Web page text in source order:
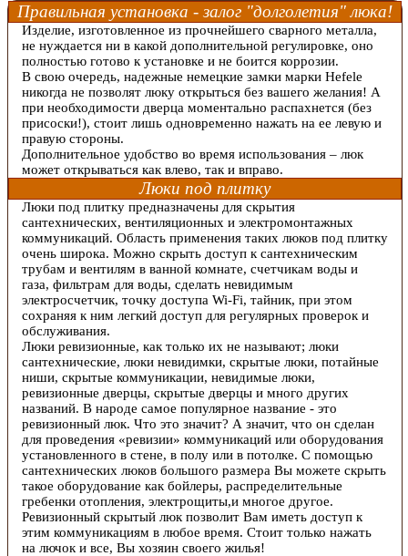
Правильная установка - залог "долголетия" люка!
Изделие, изготовленное из прочнейшего сварного металла,
не нуждается ни в какой дополнительной регулировке, оно
полностью готово к установке и не боится коррозии.
В свою очередь, надежные немецкие замки марки Hefele
никогда не позволят люку открыться без вашего желания! А
при необходимости дверца моментально распахнется (без
присоски!), стоит лишь одновременно нажать на ее левую и
правую стороны.
Дополнительное удобство во время использования – люк
может открываться как влево, так и вправо.
Люки под плитку
Люки под плитку предназначены для скрытия
сантехнических, вентиляционных и электромонтажных
коммуникаций. Область применения таких люков под плитку
очень широка. Можно скрыть доступ к сантехническим
трубам и вентилям в ванной комнате, счетчикам воды и
газа, фильтрам для воды, сделать невидимым
электросчетчик, точку доступа Wi-Fi, тайник, при этом
сохраняя к ним легкий доступ для регулярных проверок и
обслуживания.
Люки ревизионные, как только их не называют; люки
сантехнические, люки невидимки, скрытые люки, потайные
ниши, скрытые коммуникации, невидимые люки,
ревизионные дверцы, скрытые дверцы и много других
названий. В народе самое популярное название - это
ревизионный люк. Что это значит? А значит, что он сделан
для проведения «ревизии» коммуникаций или оборудования
установленного в стене, в полу или в потолке. С помощью
сантехнических люков большого размера Вы можете скрыть
такое оборудование как бойлеры, распределительные
гребенки отопления, электрощиты,и многое другое.
Ревизионный скрытый люк позволит Вам иметь доступ к
этим коммуникациям в любое время. Стоит только нажать
на лючок и все, Вы хозяин своего жилья!